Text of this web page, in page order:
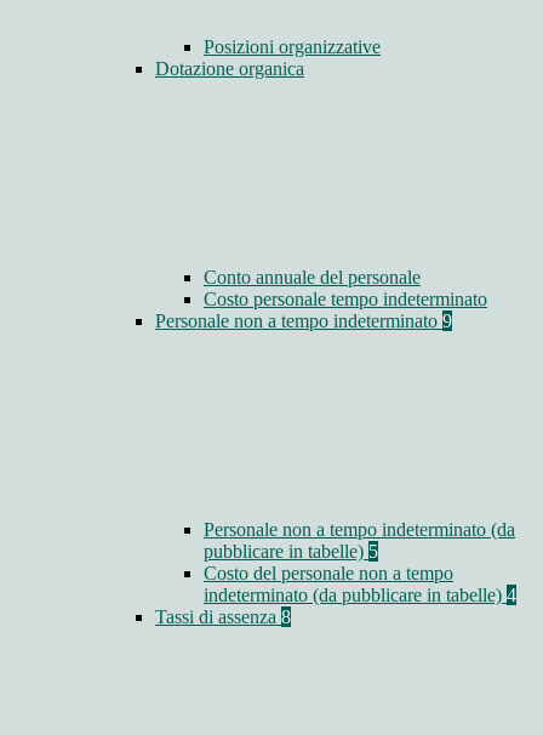
Posizioni organizzative
Dotazione organica
Conto annuale del personale
Costo personale tempo indeterminato
Personale non a tempo indeterminato 9
Personale non a tempo indeterminato (da
pubblicare in tabelle) 5
Costo del personale non a tempo
indeterminato (da pubblicare in tabelle) 4
Tassi di assenza 8